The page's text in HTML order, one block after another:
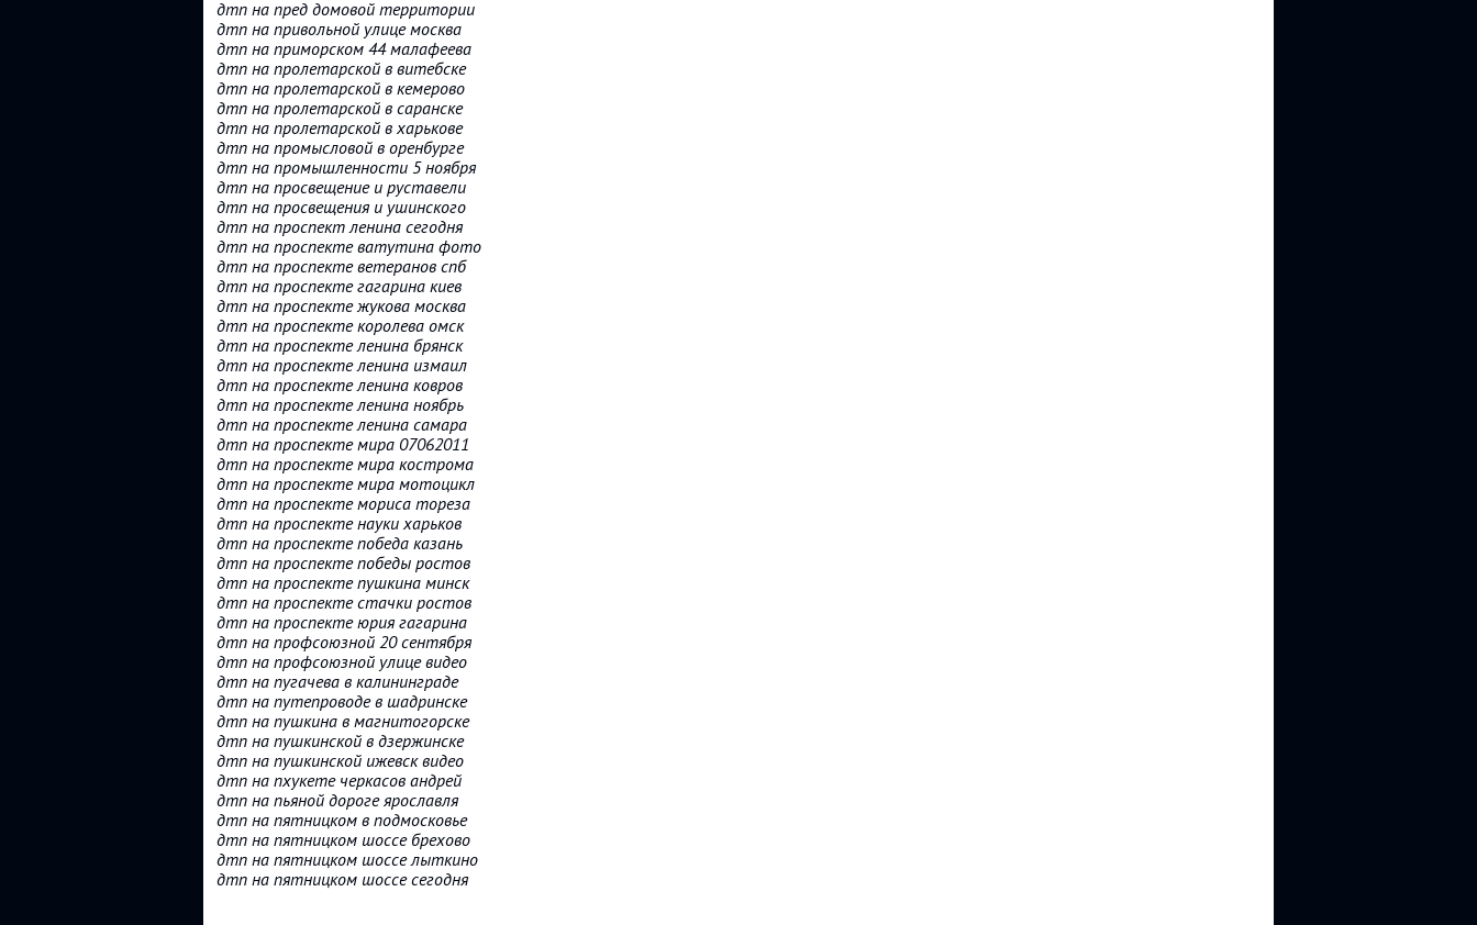
дтп на пред домовой территории
дтп на привольной улице москва
дтп на приморском 44 малафеева
дтп на пролетарской в витебске
дтп на пролетарской в кемерово
дтп на пролетарской в саранске
дтп на пролетарской в харькове
дтп на промысловой в оренбурге
дтп на промышленности 5 ноября
дтп на просвещение и руставели
дтп на просвещения и ушинского
дтп на проспект ленина сегодня
дтп на проспекте ватутина фото
дтп на проспекте ветеранов спб
дтп на проспекте гагарина киев
дтп на проспекте жукова москва
дтп на проспекте королева омск
дтп на проспекте ленина брянск
дтп на проспекте ленина измаил
дтп на проспекте ленина ковров
дтп на проспекте ленина ноябрь
дтп на проспекте ленина самара
дтп на проспекте мира 07062011
дтп на проспекте мира кострома
дтп на проспекте мира мотоцикл
дтп на проспекте мориса тореза
дтп на проспекте науки харьков
дтп на проспекте победа казань
дтп на проспекте победы ростов
дтп на проспекте пушкина минск
дтп на проспекте стачки ростов
дтп на проспекте юрия гагарина
дтп на профсоюзной 20 сентября
дтп на профсоюзной улице видео
дтп на пугачева в калининграде
дтп на путепроводе в шадринске
дтп на пушкина в магнитогорске
дтп на пушкинской в дзержинске
дтп на пушкинской ижевск видео
дтп на пхукете черкасов андрей
дтп на пьяной дороге ярославля
дтп на пятницком в подмосковье
дтп на пятницком шоссе брехово
дтп на пятницком шоссе лыткино
дтп на пятницком шоссе сегодня